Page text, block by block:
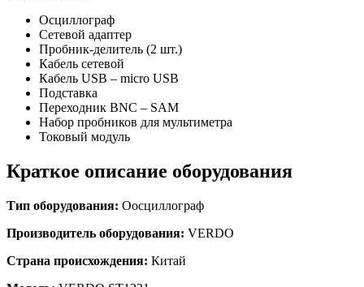
Осциллограф
Сетевой адаптер
Пробник-делитель (2 шт.)
Кабель сетевой
Кабель USB – micro USB
Подставка
Переходник BNC – SAM
Набор пробников для мультиметра
Токовый модуль
Краткое описание оборудования
Тип оборудования: Оосциллограф
Производитель оборудования: VERDO
Страна происхождения: Китай